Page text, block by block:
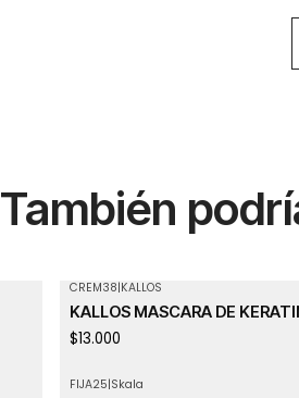
También
CREM38|KALLOS
KALLOS MASCARA DE
$13.000
FIJA25|Skala